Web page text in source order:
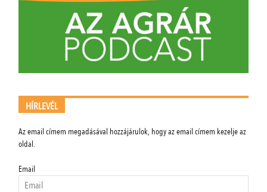
HÍRLEVÉL
Az email címem megadásával hozzájárulok, hogy az email címem kezelje az
oldal.
Email